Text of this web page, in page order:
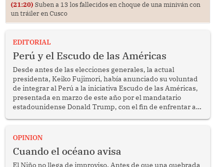
(21:20) Suben a 13 los fallecidos en choque de una miniván con
un tráiler en Cusco
EDITORIAL
Perú y el Escudo de las Américas
Desde antes de las elecciones generales, la actual
presidenta, Keiko Fujimori, había anunciado su voluntad
de integrar al Perú a la iniciativa Escudo de las Américas,
presentada en marzo de este año por el mandatario
estadounidense Donald Trump, con el fin de enfrentar al
OPINION
Cuando el océano avisa
El Niño no llega de improviso. Antes de que una quebrada